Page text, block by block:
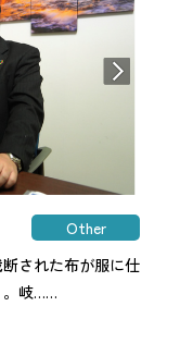
Other
された布が服に仕
。岐……